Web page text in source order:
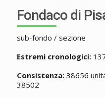
Fondaco di
sub-fondo / sezione
Estremi cronologici:
Consistenza:38656
38502